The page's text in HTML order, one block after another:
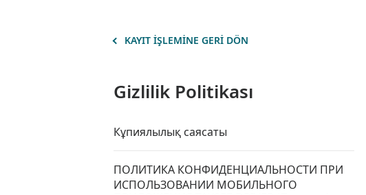
KAYIT IŞLEMINE GERI DÖN
Gizlilik Politikası
Кұпиялылық саясаты
ПОЛИТИКА КОНФИДЕНЦИАЛЬНОСТИ ПРИ
ИСПОЛЬЗОВАНИИ МОБИЛЬНОГО